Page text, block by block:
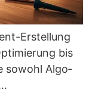
Erstel­lung
bis
sowohl Algo­